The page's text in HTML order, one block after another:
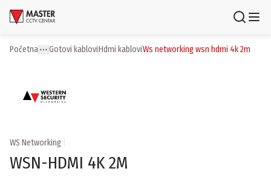
Uloguj se Registruj se
Brendovi
Usluge i rešenja
Početna More
Toggle menu
gotovi kablovi hdmi kablovi ws networking wsn hdmi 4k 2m
WS Networking
WSN-HDMI 4K 2M